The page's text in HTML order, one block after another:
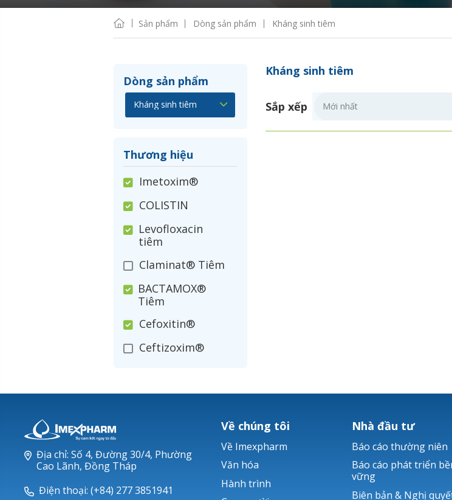
Sản phẩm Dòng sản phẩm Kháng sinh tiêm
Dòng sản phẩm
Thương hiệu
Imetoxim®
COLISTIN
Levofloxacin
tiêm
Claminat® Tiêm
BACTAMOX®
Tiêm
Cefoxitin®
Ceftizoxim®
Nerusyn®
Ticarlinat®
Zobacta®
Kháng sinh tiêm
Sắp xếp
Địa chỉ: Số 4, Đường 30/4, Phường
Cao Lãnh, Đồng Tháp
Điện thoại: (+84) 277 3851941
Về chúng tôi
Về Imexpharm
Văn hóa
Hành trình
Nhà đầu tư
Báo cáo thường niên
Báo cáo phát triển
vững
Biên bản & Nghị